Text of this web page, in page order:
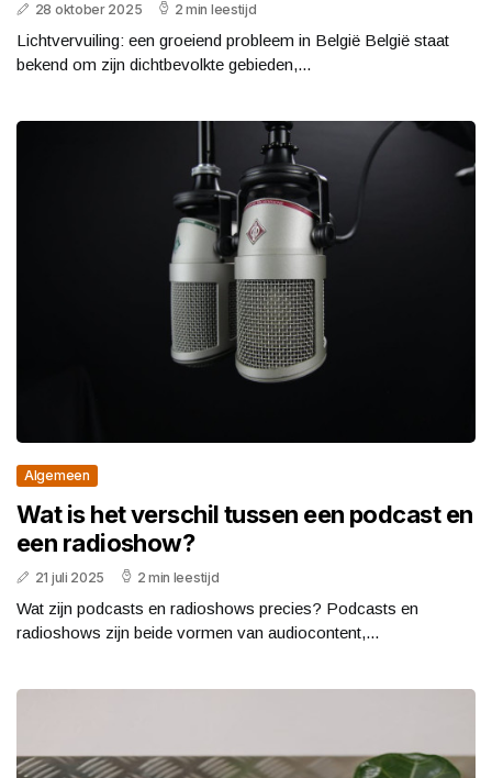
28 oktober 2025 2 min leestijd
Lichtvervuiling: een groeiend probleem in België België staat
bekend om zijn dichtbevolkte gebieden,...
Algemeen
Wat is het verschil tussen een podcast en
een radioshow?
21 juli 2025 2 min leestijd
Wat zijn podcasts en radioshows precies? Podcasts en
radioshows zijn beide vormen van audiocontent,...